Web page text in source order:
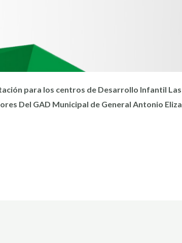
para los centros de Desarrollo Infantil
Del GAD Municipal de General Antonio